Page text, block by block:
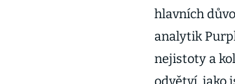
hlavních
analytik
nejistoty a